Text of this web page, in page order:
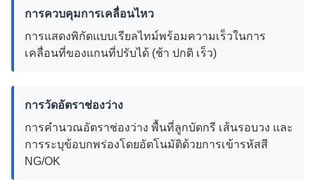
การควบคุมการเคลื่อนไหว
การแสดงพิกัดแบบเรียลไทม์พร้อมความเร็วในการ
เคลื่อนที่ของแกนที่ปรับได้ (ช้า ปกติ เร็ว)
การวัดอัตราช่องว่าง
การคำนวณอัตราช่องว่าง พื้นที่ลูกบัดกรี เส้นรอบวง และ
การระบุข้อบกพร่องโดยอัตโนมัติด้วยการเข้ารหัสสี
NG/OK